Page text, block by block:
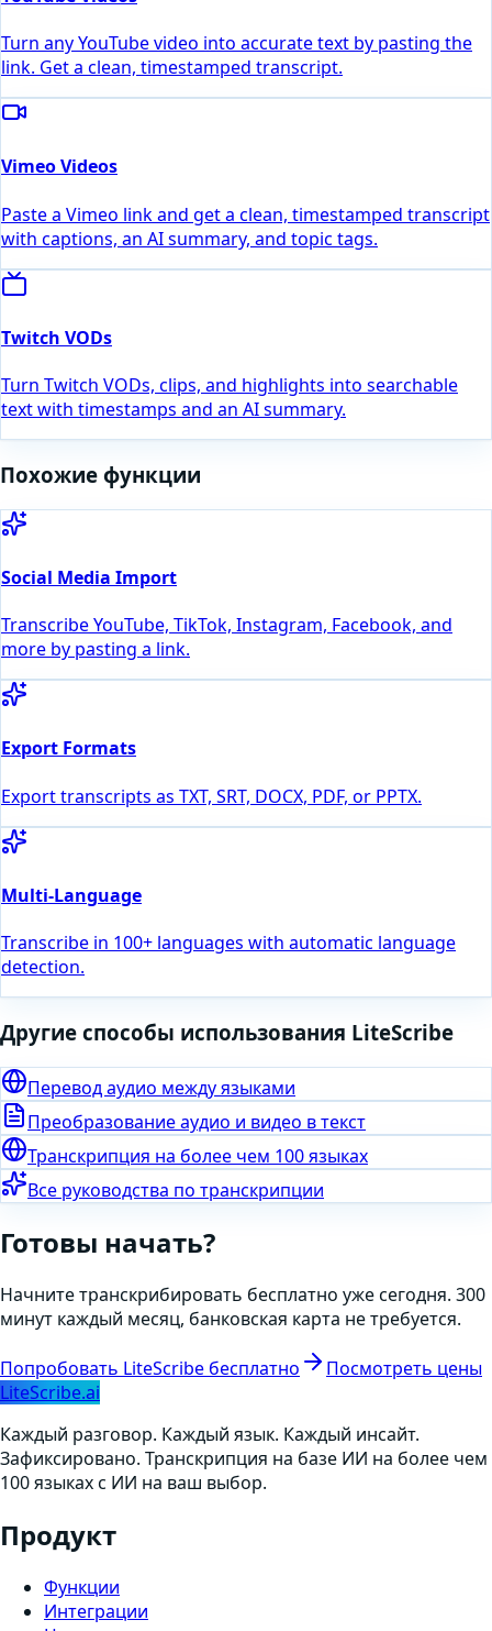
Turn any YouTube video into accurate text by pasting the
link. Get a clean, timestamped transcript.
Vimeo Videos
Paste a Vimeo link and get a clean, timestamped transcript
with captions, an AI summary, and topic tags.
Twitch VODs
Turn Twitch VODs, clips, and highlights into searchable
text with timestamps and an AI summary.
Похожие функции
Social Media Import
Transcribe YouTube, TikTok, Instagram, Facebook, and
more by pasting a link.
Export Formats
Export transcripts as TXT, SRT, DOCX, PDF, or PPTX.
Multi-Language
Transcribe in 100+ languages with automatic language
detection.
Другие способы использования LiteScribe
Перевод аудио между языками
Преобразование аудио и видео в текст
Транскрипция на более чем 100 языках
Все руководства по транскрипции
Готовы начать?
Начните транскрибировать бесплатно уже сегодня. 300
минут каждый месяц, банковская карта не требуется.
Попробовать LiteScribe бесплатно
Посмотреть цены
LiteScribe.ai
Каждый разговор. Каждый язык. Каждый инсайт.
Зафиксировано. Транскрипция на базе ИИ на более чем
100 языках с ИИ на ваш выбор.
Продукт
Функции
Интеграции